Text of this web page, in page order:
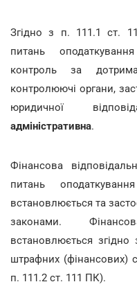
Згідно з п. 111.1 ст.
питань
контроль за
контролюючі органи,
юридичної
адміністративна.
Фінансова
питань
встановлюється та
законами.
встановлюється
штрафних (фінансових)
п. 111.2 ст. 111 ПК).